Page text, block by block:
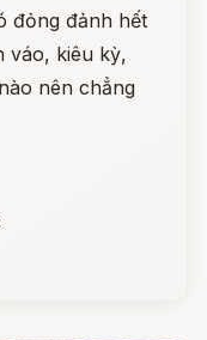
đỏng đảnh hết
váo, kiêu kỳ,
nên chẳng